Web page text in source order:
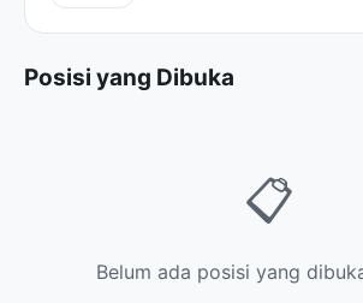
Posisi yang Dibuka
📋
Belum ada posisi yang